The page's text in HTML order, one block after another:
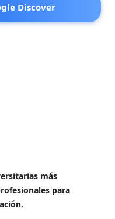
Discover
más
para